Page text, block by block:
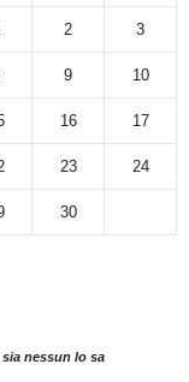
2 3
9 10
16 17
23 24
30
nessun lo sa